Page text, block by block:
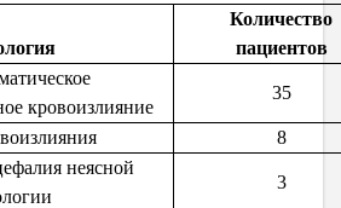
Количество
пациентов
кровоизлияние
35
8
неясной
3